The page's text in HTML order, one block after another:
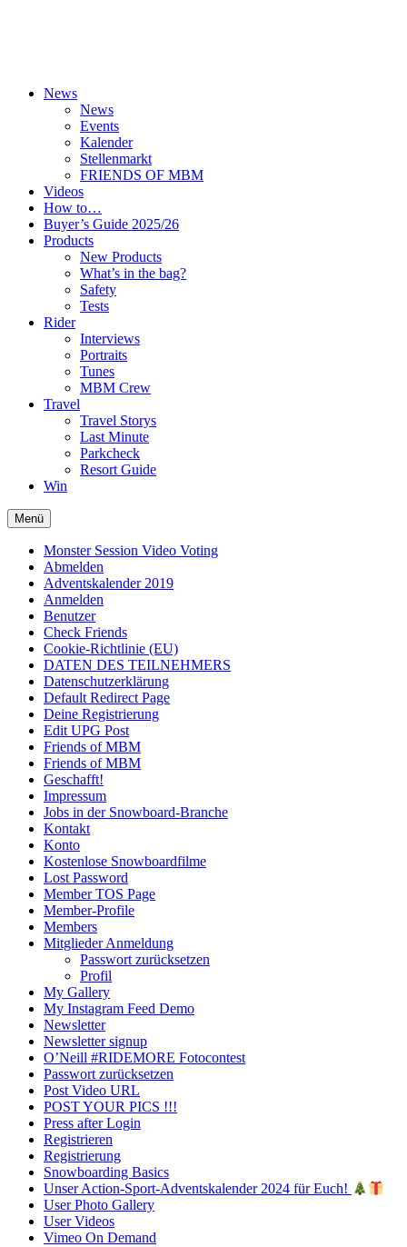
News
News
Events
Kalender
Stellenmarkt
FRIENDS OF MBM
Videos
How to…
Buyer’s Guide 2025/26
Products
New Products
What’s in the bag?
Safety
Tests
Rider
Interviews
Portraits
Tunes
MBM Crew
Travel
Travel Storys
Last Minute
Parkcheck
Resort Guide
Win
Menü
Monster Session Video Voting
Abmelden
Adventskalender 2019
Anmelden
Benutzer
Check Friends
Cookie-Richtlinie (EU)
DATEN DES TEILNEHMERS
Datenschutzerklärung
Default Redirect Page
Deine Registrierung
Edit UPG Post
Friends of MBM
Friends of MBM
Geschafft!
Impressum
Jobs in der Snowboard-Branche
Kontakt
Konto
Kostenlose Snowboardfilme
Lost Password
Member TOS Page
Member-Profile
Members
Mitglieder Anmeldung
Passwort zurücksetzen
Profil
My Gallery
My Instagram Feed Demo
Newsletter
Newsletter signup
O’Neill #RIDEMORE Fotocontest
Passwort zurücksetzen
Post Video URL
POST YOUR PICS !!!
Press after Login
Registrieren
Registrierung
Snowboarding Basics
Unser Action-Sport-Adventskalender 2024 für Euch!
User Photo Gallery
User Videos
Vimeo On Demand